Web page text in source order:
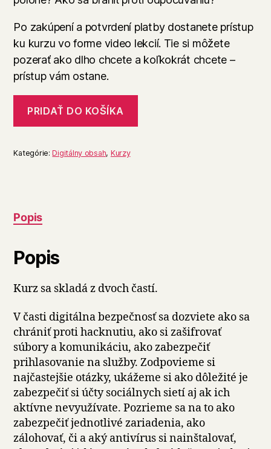
Po zakúpení a potvrdení platby dostanete prístup
ku kurzu vo forme video lekcií. Tie si môžete
pozerať ako dlho chcete a koľkokrát chcete –
prístup vám ostane.
Kurz
Digitálna
a
súkromie
PRIDAŤ DO KOŠÍKA
Kategórie:Digitálny obsah, Kurzy
Popis
Popis
Kurz sa skladá z dvoch častí.
V časti digitálna bezpečnosť sa dozviete ako sa
chrániť proti hacknutiu, ako si zašifrovať
súbory a komunikáciu, ako zabezpečiť
prihlasovanie na služby. Zodpovieme si
najčastejšie otázky, ukážeme si ako dôležité je
zabezpečiť si účty sociálnych sietí aj ak ich
aktívne nevyužívate. Pozrieme sa na to ako
zabezpečiť jednotlivé zariadenia, ako
zálohovať, či a aký antivírus si nainštalovať,